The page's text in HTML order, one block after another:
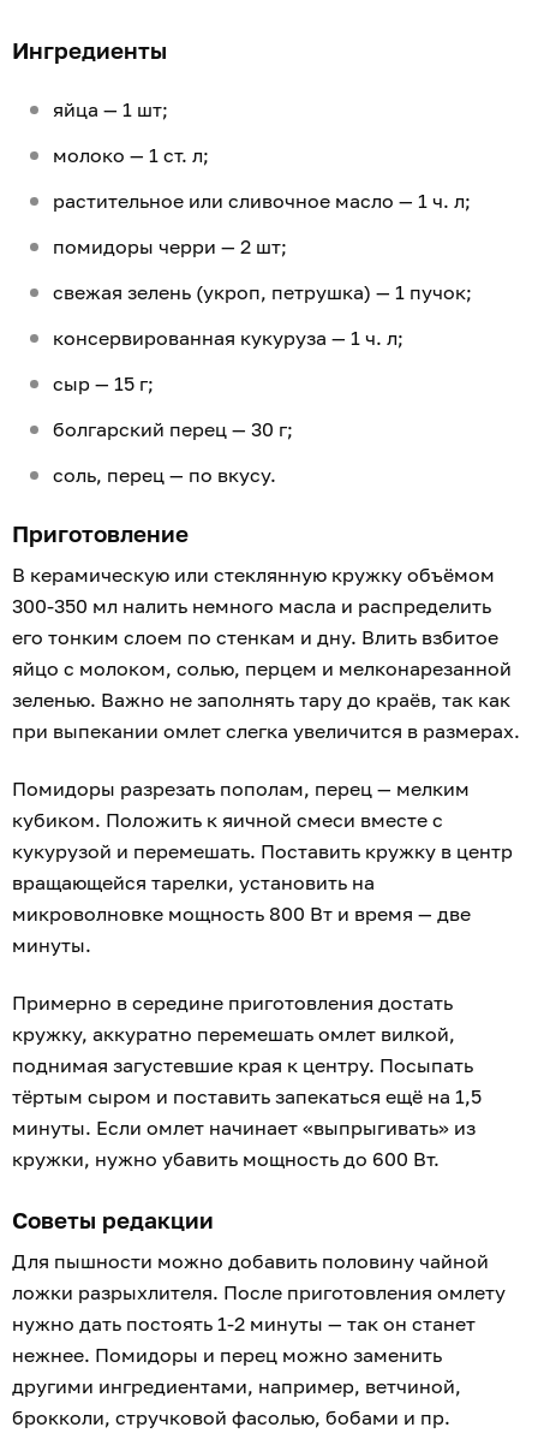
Ингредиенты
яйца — 1 шт;
молоко — 1 ст. л;
растительное или сливочное масло — 1 ч. л;
помидоры черри — 2 шт;
свежая зелень (укроп, петрушка) — 1 пучок;
консервированная кукуруза — 1 ч. л;
сыр — 15 г;
болгарский перец — 30 г;
соль, перец — по вкусу.
Приготовление
В керамическую или стеклянную кружку объёмом
300-350 мл налить немного масла и распределить
его тонким слоем по стенкам и дну. Влить взбитое
яйцо с молоком, солью, перцем и мелконарезанной
зеленью. Важно не заполнять тару до краёв, так как
при выпекании омлет слегка увеличится в размерах.
Помидоры разрезать пополам, перец — мелким
кубиком. Положить к яичной смеси вместе с
кукурузой и перемешать. Поставить кружку в центр
вращающейся тарелки, установить на
микроволновке мощность 800 Вт и время — две
минуты.
Примерно в середине приготовления достать
кружку, аккуратно перемешать омлет вилкой,
поднимая загустевшие края к центру. Посыпать
тёртым сыром и поставить запекаться ещё на 1,5
минуты. Если омлет начинает «выпрыгивать» из
кружки, нужно убавить мощность до 600 Вт.
Советы редакции
Для пышности можно добавить половину чайной
ложки разрыхлителя. После приготовления омлету
нужно дать постоять 1-2 минуты — так он станет
нежнее. Помидоры и перец можно заменить
другими ингредиентами, например, ветчиной,
брокколи, стручковой фасолью, бобами и пр.